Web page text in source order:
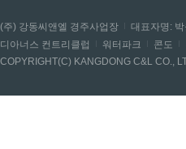
(주) 강동씨앤엘 경주사업장 대표자명:
디아너스 컨트리클럽
워터파크 콘도
COPYRIGHT(C) KANGDONG C&L CO.,